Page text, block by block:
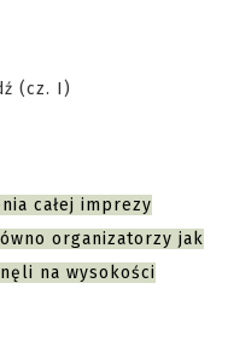
całej imprezy
organizatorzy jak
na wysokości